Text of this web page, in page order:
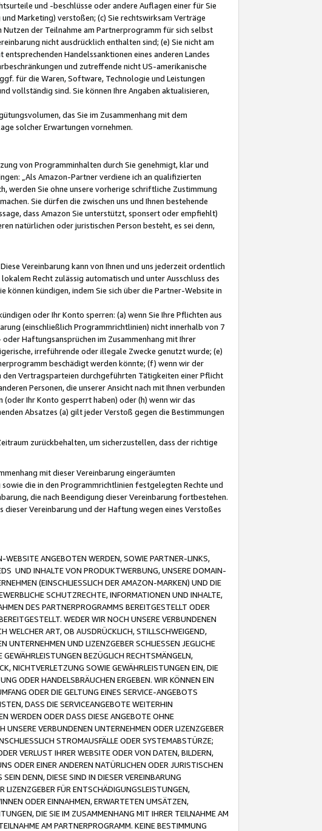
und -beschlüsse oder andere Auflagen einer für Sie
Marketing) verstoßen; (c) Sie rechtswirksam Verträge
der Teilnahme am Partnerprogramm für sich selbst
nicht ausdrücklich enthalten sind; (e) Sie nicht am
Handelssanktionen eines anderen Landes
und zutreffende nicht US-amerikanische
für die Waren, Software, Technologie und Leistungen
vollständig sind. Sie können Ihre Angaben aktualisieren,
das Sie im Zusammenhang mit dem
solcher Erwartungen vornehmen.
von Programminhalten durch Sie genehmigt, klar und
„Als Amazon-Partner verdiene ich an qualifizierten
werden Sie ohne unsere vorherige schriftliche Zustimmung
Sie dürfen die zwischen uns und Ihnen bestehende
dass Amazon Sie unterstützt, sponsert oder empfiehlt)
natürlichen oder juristischen Person besteht, es sei denn,
Vereinbarung kann von Ihnen und uns jederzeit ordentlich
Recht zulässig automatisch und unter Ausschluss des
können kündigen, indem Sie sich über die Partner-Website in
oder Ihr Konto sperren: (a) wenn Sie Ihre Pflichten aus
(einschließlich Programmrichtlinien) nicht innerhalb von 7
Haftungsansprüchen im Zusammenhang mit Ihrer
irreführende oder illegale Zwecke genutzt wurde; (e)
beschädigt werden könnte; (f) wenn wir der
den Vertragsparteien durchgeführten Tätigkeiten einer Pflicht
Personen, die unserer Ansicht nach mit Ihnen verbunden
Ihr Konto gesperrt haben) oder (h) wenn wir das
Absatzes (a) gilt jeder Verstoß gegen die Bestimmungen
zurückbehalten, um sicherzustellen, dass der richtige
mit dieser Vereinbarung eingeräumten
die in den Programmrichtlinien festgelegten Rechte und
die nach Beendigung dieser Vereinbarung fortbestehen.
Vereinbarung und der Haftung wegen eines Verstoßes
ANGEBOTEN WERDEN, SOWIE PARTNER-LINKS,
UND INHALTE VON PRODUKTWERBUNG, UNSERE DOMAIN-
(EINSCHLIESSLICH DER AMAZON-MARKEN) UND DIE
SCHUTZRECHTE, INFORMATIONEN UND INHALTE,
DES PARTNERPROGRAMMS BEREITGESTELLT ODER
WEDER WIR NOCH UNSERE VERBUNDENEN
WELCHER ART, OB AUSDRÜCKLICH, STILLSCHWEIGEND,
UNTERNEHMEN UND LIZENZGEBER SCHLIESSEN JEGLICHE
BEZÜGLICH RECHTSMÄNGELN,
NICHTVERLETZUNG SOWIE GEWÄHRLEISTUNGEN EIN, DIE
ODER HANDELSBRÄUCHEN ERGEBEN. WIR KÖNNEN EIN
ODER DIE GELTUNG EINES SERVICE-ANGEBOTS
DASS DIE SERVICEANGEBOTE WEITERHIN
WERDEN ODER DASS DIESE ANGEBOTE OHNE
UNSERE VERBUNDENEN UNTERNEHMEN ODER LIZENZGEBER
STROMAUSFÄLLE ODER SYSTEMABSTÜRZE;
VERLUST IHRER WEBSITE ODER VON DATEN, BILDERN,
ODER EINER ANDEREN NATÜRLICHEN ODER JURISTISCHEN
DENN, DIESE SIND IN DIESER VEREINBARUNG
LIZENZGEBER FÜR ENTSCHÄDIGUNGSLEISTUNGEN,
ODER EINNAHMEN, ERWARTETEN UMSÄTZEN,
DIE SIE IM ZUSAMMENHANG MIT IHRER TEILNAHME AM
AM PARTNERPROGRAMM. KEINE BESTIMMUNG